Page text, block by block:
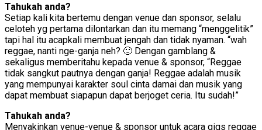
Tahukah anda?
Setiap kali kita bertemu dengan venue dan sponsor, selalu
celoteh yg pertama dilontarkan dan itu memang “menggelitik”
tapi hal itu acapkali membuat jengah dan tidak nyaman. “wah
reggae, nanti nge-ganja neh? 🙂 Dengan gamblang &
sekaligus memberitahu kepada venue & sponsor, “Reggae
tidak sangkut pautnya dengan ganja! Reggae adalah musik
yang mempunyai karakter soul cinta damai dan musik yang
dapat membuat siapapun dapat berjoget ceria. Itu sudah!”
Tahukah anda?
Menyakinkan venue-venue & sponsor untuk acara gigs reggae